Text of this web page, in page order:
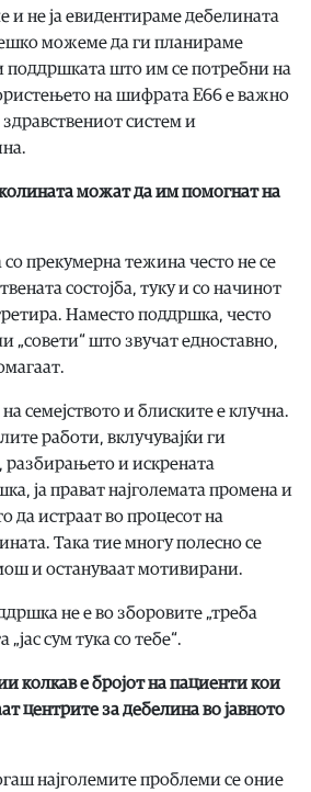
и не ја евидентираме дебелината
можеме да ги планираме
поддршката што им се потребни на
на шифрата Е66 е важно
систем и
можат да им помогнат на
прекумерна тежина често не се
состојба, туку и со начинoт
Наместо поддршка, често
„совети“ што звучат едноставно,
семејството и блиските е клучна.
работи, вклучувајќи ги
разбирањето и искрената
ја прават најголемата промена и
да истраат во процесот на
Така тие многу полесно се
и остануваат мотивирани.
не е во зборовите „треба
„јас сум тука со тебе“.
колкав е бројот на пациенти кои
центрите за дебелина во јавното
најголемите проблеми се оние